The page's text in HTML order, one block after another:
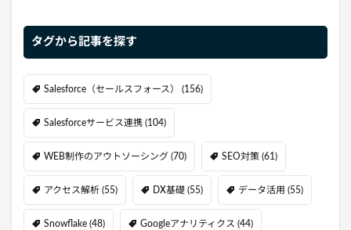
タグから記事を探す
Salesforce（セールスフォース） (156)
Salesforceサービス連携 (104)
WEB制作のアウトソーシング (70) SEO対策 (61)
アクセス解析 (55) DX基礎 (55) データ活用 (55)
Snowflake (48) Googleアナリティクス (44)